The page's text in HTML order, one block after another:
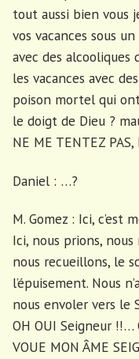
tout aussi bien vous
vos vacances sous
avec des alcooliques
les vacances avec
poison mortel qui
le doigt de Dieu ?
NE ME TENTEZ
Daniel : …?
M. Gomez : Ici, c’est
Ici, nous prions,
nous recueillons, le
l’épuisement. Nous
nous envoler vers le
OH OUI Seigneur !!…
VOUE MON ÂME